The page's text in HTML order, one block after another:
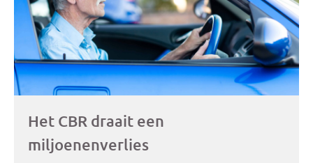
Het CBR draait een
miljoenenverlies